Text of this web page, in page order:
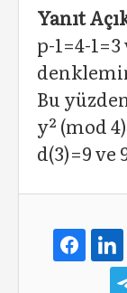
Yanıt
p-1=4-
Bu
y² (mod
d(3)=9 ve